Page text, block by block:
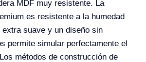
MDF muy resistente. La
es resistente a la humedad
extra suave y un diseño sin
permite simular perfectamente el
métodos de construcción de